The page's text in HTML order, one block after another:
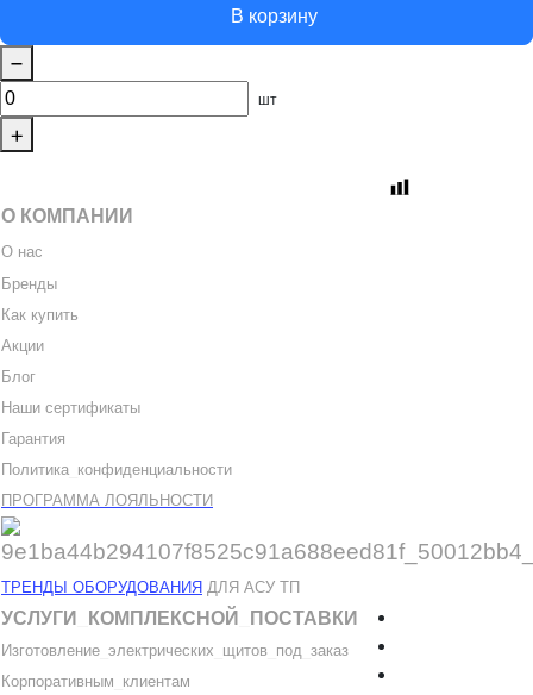
В корзину
шт
О КОМПАНИИ
О нас
Бренды
Как купить
Акции
Блог
Наши сертификаты
Гарантия
Политика конфиденциальности
ПРОГРАММА ЛОЯЛЬНОСТИ
ТРЕНДЫ ОБОРУДОВАНИЯ ДЛЯ АСУ ТП
УСЛУГИ КОМПЛЕКСНОЙ ПОСТАВКИ
Изготовление электрических щитов под заказ
Корпоративным клиентам